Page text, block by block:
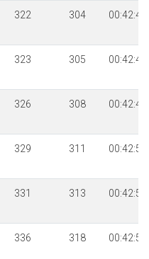
322 304 00:42:43
323 305 00:42:43
326 308 00:42:45
329 311 00:42:51
331 313 00:42:52
336 318 00:42:57